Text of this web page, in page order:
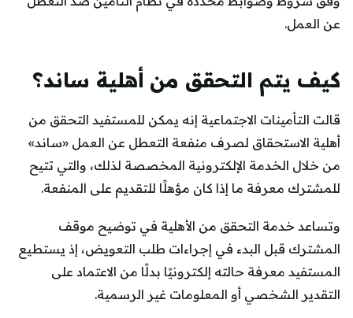
عن العمل.
كيف يتم التحقق من أهلية ساند؟
قالت التأمينات الاجتماعية إنه يمكن للمستفيد التحقق من
أهلية الاستحقاق لصرف منفعة التعطل عن العمل «ساند»
من خلال الخدمة الإلكترونية المخصصة لذلك، والتي تتيح
للمشترك معرفة ما إذا كان مؤهلًا للتقديم على المنفعة.
وتساعد خدمة التحقق من الأهلية في توضيح موقف
المشترك قبل البدء في إجراءات طلب التعويض، إذ يستطيع
المستفيد معرفة حالته إلكترونيًا بدلًا من الاعتماد على
التقدير الشخصي أو المعلومات غير الرسمية.